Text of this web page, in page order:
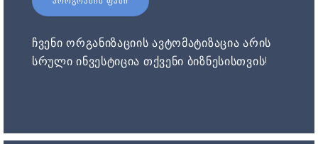
ჩვენი ორგანიზაციის ავტომატიზაცია არის
სრული ინვესტიცია თქვენი ბიზნესისთვის!